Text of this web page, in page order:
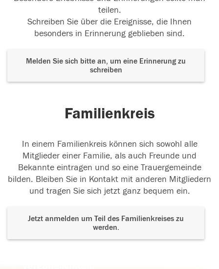
teilen.
Schreiben Sie über die Ereignisse, die Ihnen
besonders in Erinnerung geblieben sind.
Melden Sie sich bitte an, um eine Erinnerung zu
schreiben
Familienkreis
In einem Familienkreis können sich sowohl alle
Mitglieder einer Familie, als auch Freunde und
Bekannte eintragen und so eine Trauergemeinde
bilden. Bleiben Sie in Kontakt mit anderen Mitgliedern
und tragen Sie sich jetzt ganz bequem ein.
Jetzt anmelden um Teil des Familienkreises zu
werden.